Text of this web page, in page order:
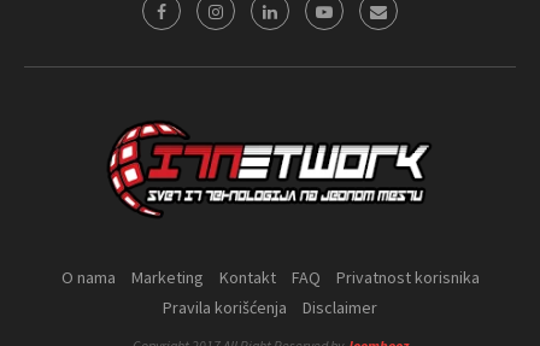
O nama Marketing Kontakt FAQ
Privatnost korisnika
Pravila korišćenja
Disclaimer